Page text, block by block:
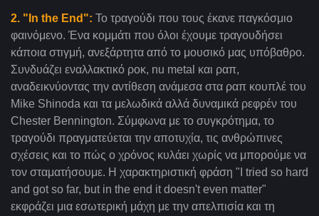
2. "In the End": Το τραγούδι που τους έκανε παγκόσμιο
φαινόμενο. Ένα κομμάτι που όλοι έχουμε τραγουδήσει
κάποια στιγμή, ανεξάρτητα από το μουσικό μας υπόβαθρο.
Συνδυάζει εναλλακτικό ροκ, nu metal και ραπ,
αναδεικνύοντας την αντίθεση ανάμεσα στα ραπ κουπλέ του
Mike Shinoda και τα μελωδικά αλλά δυναμικά ρεφρέν του
Chester Bennington. Σύμφωνα με το συγκρότημα, το
τραγούδι πραγματεύεται την αποτυχία, τις ανθρώπινες
σχέσεις και το πώς ο χρόνος κυλάει χωρίς να μπορούμε να
τον σταματήσουμε. Η χαρακτηριστική φράση "I tried so hard
and got so far, but in the end it doesn't even matter"
εκφράζει μια εσωτερική μάχη με την απελπισία και τη